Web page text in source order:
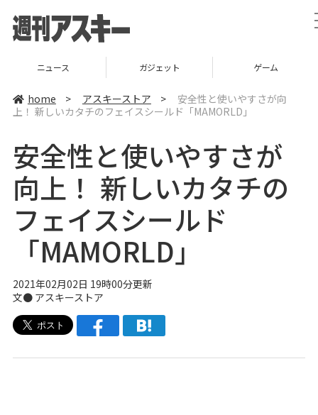
ニュース ガジェット ゲーム
home > アスキーストア >
安全性と使いやすさが向
上！ 新しいカタチのフェイスシールド「MAMORLD」
安全性と使いやすさが
向上！ 新しいカタチの
フェイスシールド
「MAMORLD」
2021年02月02日 19時00分更新
文● アスキーストア